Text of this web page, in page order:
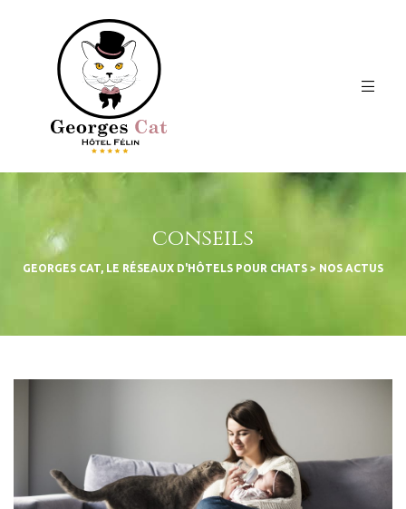
conseils
GEORGES CAT, LE RÉSEAUX D'HÔTELS POUR CHATS > NOS ACTUS